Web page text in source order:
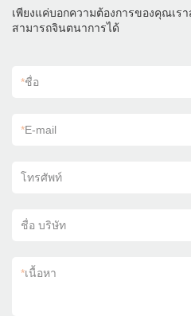
เพียงแค่บอกความต้องการของคุณเร
สามารถจินตนาการได้
*ชื่อ
*E-mail
โทรศัพท์
ชื่อ บริษัท
*เนื้อหา